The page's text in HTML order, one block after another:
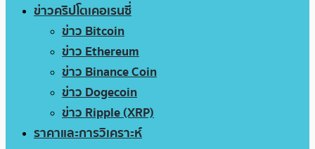
ข่าวคริปโตเคอเรนซี่
ข่าว Bitcoin
ข่าว Ethereum
ข่าว Binance Coin
ข่าว Dogecoin
ข่าว Ripple (XRP)
ราคาและการวิเคราะห์